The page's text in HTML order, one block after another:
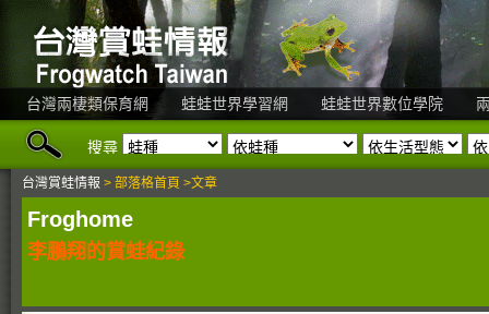
台灣兩棲類保育網 蛙蛙世界學習網 蛙蛙世界數位學院
搜尋
台灣賞蛙情報 > 部落格首頁 >文章
Froghome
李鵬翔的賞蛙紀錄